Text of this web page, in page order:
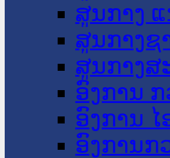
ສູນກາງ
ສູນກາງ
ສູນກາງ
ອົງການ
ອົງການ
ອົງການກ